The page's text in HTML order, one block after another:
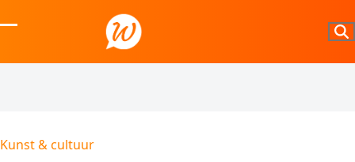
to
mobile
mobile
Kunst & cultuur